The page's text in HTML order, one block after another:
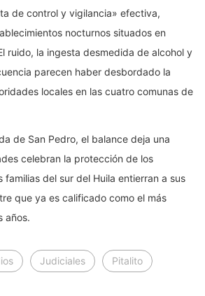
de control y vigilancia» efectiva,
nocturnos situados en
ruido, la ingesta desmedida de alcohol y
parecen haber desbordado la
locales en las cuatro comunas de
de San Pedro, el balance deja una
celebran la protección de los
familias del sur del Huila entierran a sus
que ya es calificado como el más
años.
Judiciales Pitalito